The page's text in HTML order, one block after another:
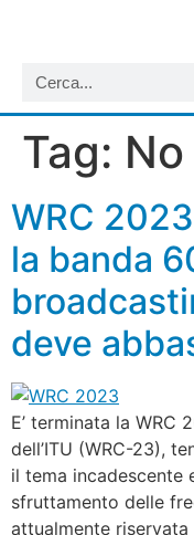
Tag:
WRC
la banda
deve
E’ terminata la WRC
dell’ITU (WRC-23),
il tema incadescente
sfruttamento delle
attualmente